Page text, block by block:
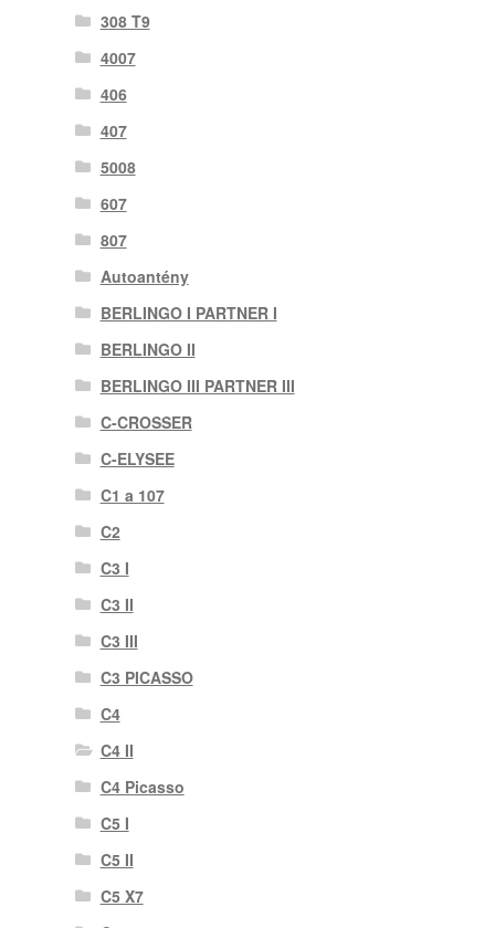
308 T9
4007
406
407
5008
607
807
Autoantény
BERLINGO I PARTNER I
BERLINGO II
BERLINGO III PARTNER III
C-CROSSER
C-ELYSEE
C1 a 107
C2
C3 I
C3 II
C3 III
C3 PICASSO
C4
C4 II
C4 Picasso
C5 I
C5 II
C5 X7